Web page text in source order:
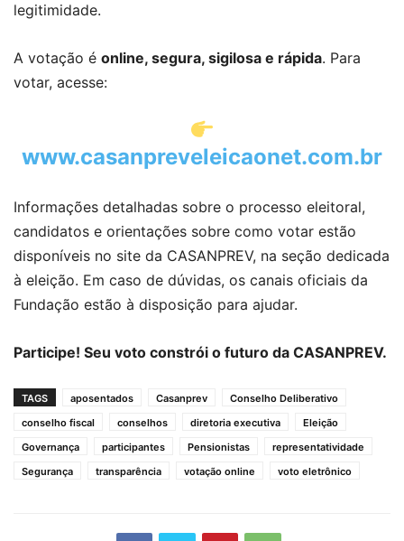
legitimidade.
A votação é online, segura, sigilosa e rápida. Para
votar, acesse:
www.casanpreveleicaonet.com.br
Informações detalhadas sobre o processo eleitoral,
candidatos e orientações sobre como votar estão
disponíveis no site da CASANPREV, na seção dedicada
à eleição. Em caso de dúvidas, os canais oficiais da
Fundação estão à disposição para ajudar.
Participe! Seu voto constrói o futuro da CASANPREV.
TAGS aposentados Casanprev
Conselho Deliberativo
conselho fiscal
conselhos diretoria executiva
Eleição
Governança
participantes Pensionistas
representatividade
Segurança
transparência votação online voto eletrônico